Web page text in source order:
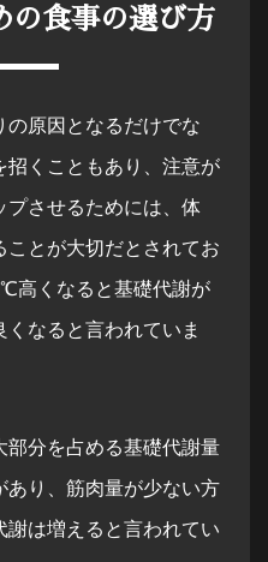
の食事の選び方
の原因となるだけでな
招くこともあり、注意が
プさせるためには、体
とが大切だとされてお
高くなると基礎代謝が
なると言われていま
部分を占める基礎代謝量
あり、筋肉量が少ない方
謝は増えると言われてい